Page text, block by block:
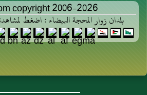
copyright 2006-2026
بلدان زوار المحجة البيضاء : اضغط